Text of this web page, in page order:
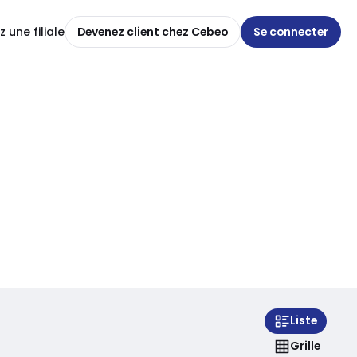
une filiale Devenez client chez Cebeo Se connecter
Liste
Grille